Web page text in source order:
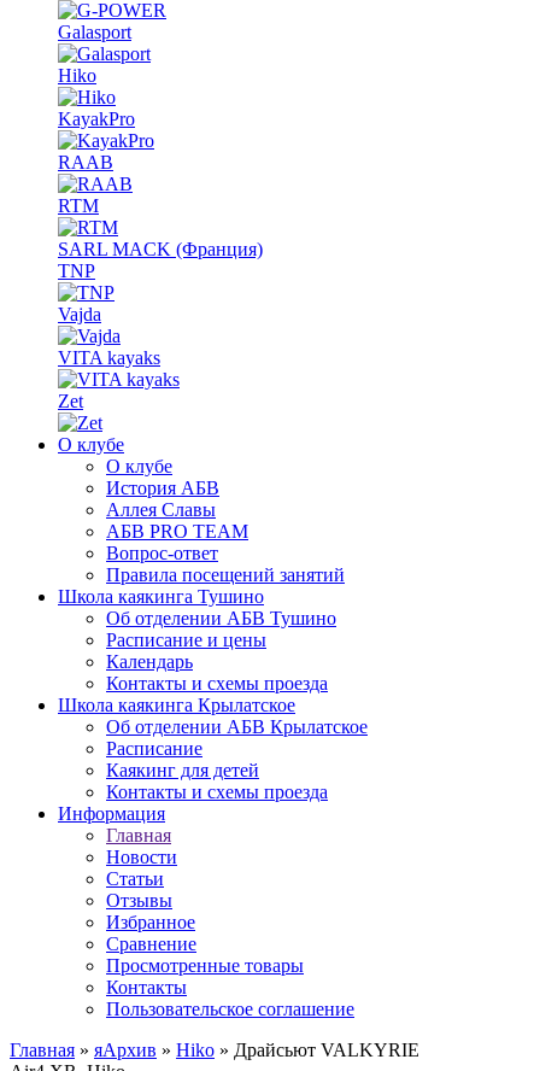
Galasport
Hiko
KayakPro
RAAB
RTM
SARL MACK (Франция)
TNP
Vajda
VITA kayaks
Zet
О клубе
О клубе
История АБВ
Аллея Славы
АБВ PRO TEAM
Вопрос-ответ
Правила посещений занятий
Школа каякинга Тушино
Об отделении АБВ Тушино
Расписание и цены
Календарь
Контакты и схемы проезда
Школа каякинга Крылатское
Об отделении АБВ Крылатское
Расписание
Каякинг для детей
Контакты и схемы проезда
Информация
Главная
Новости
Статьи
Отзывы
Избранное
Сравнение
Просмотренные товары
Контакты
Пользовательское соглашение
Главная » яАрхив » Hiko » Драйсьют VALKYRIE